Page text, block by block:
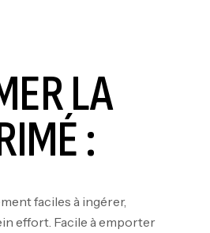
LA
:
faciles à ingérer,
effort. Facile à emporter